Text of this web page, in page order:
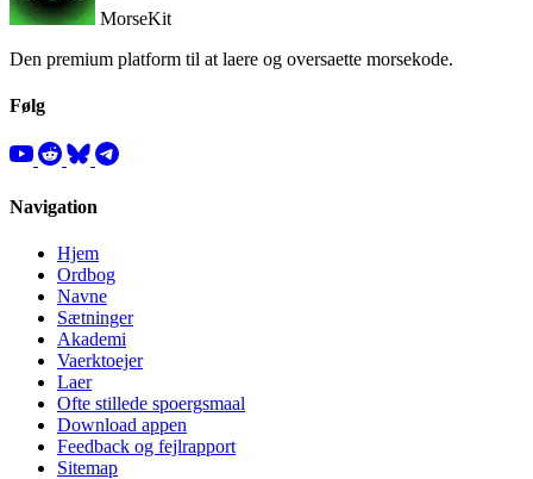
MorseKit
Den premium platform til at laere og oversaette morsekode.
Følg
Navigation
Hjem
Ordbog
Navne
Sætninger
Akademi
Vaerktoejer
Laer
Ofte stillede spoergsmaal
Download appen
Feedback og fejlrapport
Sitemap